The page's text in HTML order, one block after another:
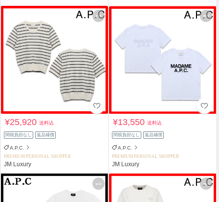
¥25,920送料込
関税負担なし 返品補償
A.P.C.
PREMIUM PERSONAL SHOPPER
JM Luxury
¥13,550送料込
関税負担なし 返品補償
A.P.C.
PREMIUM PERSONAL SHOPPER
JM Luxury